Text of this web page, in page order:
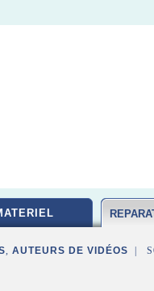
, AUTEURS DE VIDÉOS |